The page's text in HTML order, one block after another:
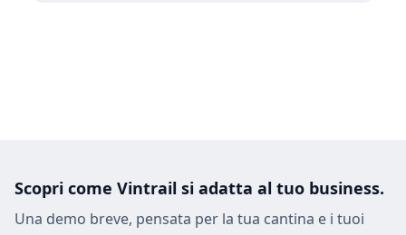
Scopri come Vintrail si adatta al tuo business.
Una demo breve, pensata per la tua cantina e i tuoi